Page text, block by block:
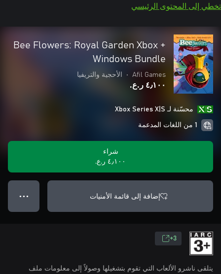
تخطي إلى المحتوى الرئيسي
Bee Flowers: Royal Garden Xbox +
Windows Bundle
Afil Games
• الأحجية والتريفيا
٤٫١٠٠ ر.ع.‏
محسّنة لـ Xbox Series X|S
1 من اللغات المدعمة
شراء
٤٫١٠٠ ر.ع.‏
إضافة إلى قائمة الأمنيات ● ● ●
3+
يتلقى ناشرو الألعاب التي تقوم بتشغيلها وصولاً إلى معلومات ملف